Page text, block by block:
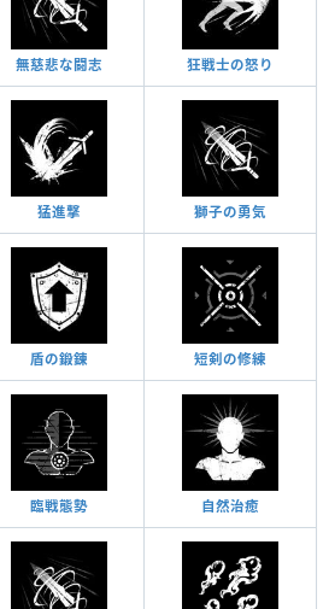
無慈悲な闘志 狂戦士の怒り
猛進撃 獅子の勇気
盾の鍛錬 短剣の修練
臨戦態勢 自然治癒